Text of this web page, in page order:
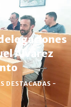
Álvarez
DESTACADAS -